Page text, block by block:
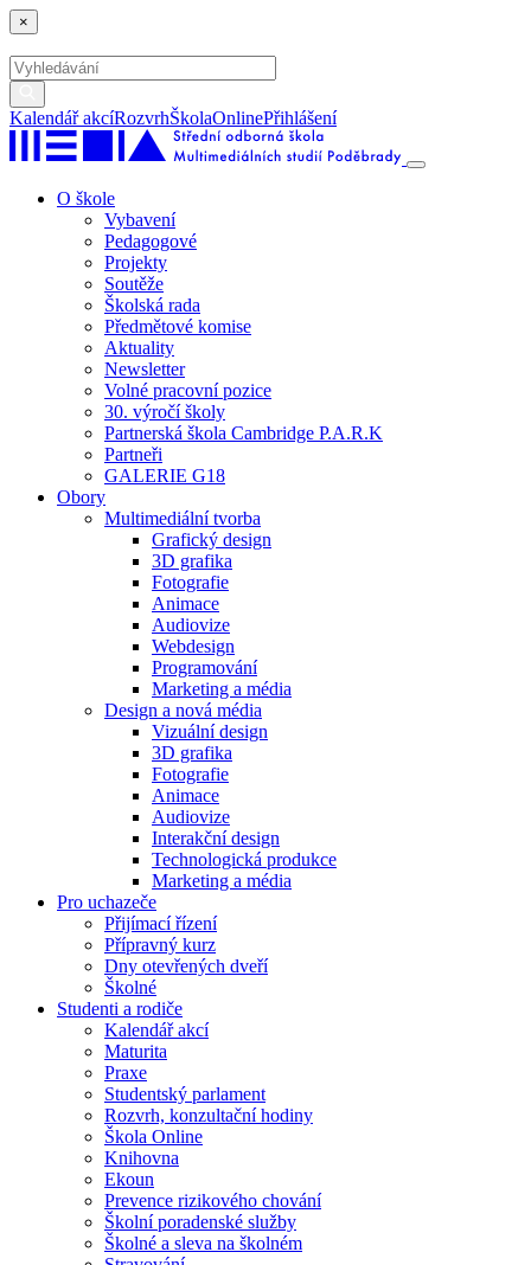
×
Kalendář akcíRozvrhŠkolaOnlinePřihlášení
O škole
Vybavení
Pedagogové
Projekty
Soutěže
Školská rada
Předmětové komise
Aktuality
Newsletter
Volné pracovní pozice
30. výročí školy
Partnerská škola Cambridge P.A.R.K
Partneři
GALERIE G18
Obory
Multimediální tvorba
Grafický design
3D grafika
Fotografie
Animace
Audiovize
Webdesign
Programování
Marketing a média
Design a nová média
Vizuální design
3D grafika
Fotografie
Animace
Audiovize
Interakční design
Technologická produkce
Marketing a média
Pro uchazeče
Přijímací řízení
Přípravný kurz
Dny otevřených dveří
Školné
Studenti a rodiče
Kalendář akcí
Maturita
Praxe
Studentský parlament
Rozvrh, konzultační hodiny
Škola Online
Knihovna
Ekoun
Prevence rizikového chování
Školní poradenské služby
Školné a sleva na školném